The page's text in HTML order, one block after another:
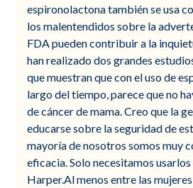
espironolactona también se usa
los malentendidos sobre la
FDA pueden contribuir a la
han realizado dos grandes
que muestran que con el uso de
largo del tiempo, parece que no
de cáncer de mama. Creo que la
educarse sobre la seguridad de
mayoría de nosotros somos muy
eficacia. Solo necesitamos
Harper.Al menos entre las